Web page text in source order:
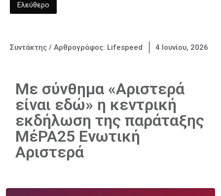
Ελεύθερο
Συντάκτης / Αρθρογράφος: Lifespeed 4 Ιουνίου, 2026
Με σύνθημα «Αριστερά
είναι εδώ» η κεντρική
εκδήλωση της παράταξης
ΜέΡΑ25 Ενωτική
Αριστερά